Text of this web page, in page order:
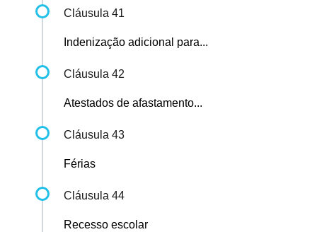
Cláusula 41
Indenização adicional para...
Cláusula 42
Atestados de afastamento...
Cláusula 43
Férias
Cláusula 44
Recesso escolar